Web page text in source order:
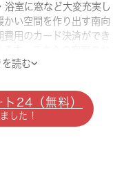
浴室に窓など大変充実し
かい空間を作り出す南向
費用のカード決済ができ
の待ち時間も短縮できま
つことができます。よ
た暮らしをお求めな
辺で住まい探しをしては
情報は当社でご確認く
を読む
24（無料）
した！